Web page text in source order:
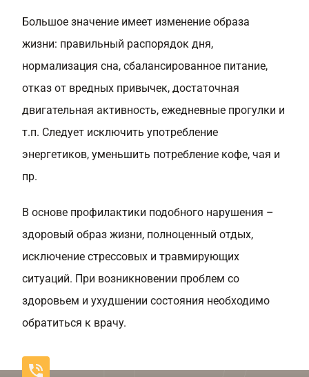
Большое значение имеет изменение образа
жизни: правильный распорядок дня,
нормализация сна, сбалансированное питание,
отказ от вредных привычек, достаточная
двигательная активность, ежедневные прогулки и
т.п. Следует исключить употребление
энергетиков, уменьшить потребление кофе, чая и
пр.
В основе профилактики подобного нарушения –
здоровый образ жизни, полноценный отдых,
исключение стрессовых и травмирующих
ситуаций. При возникновении проблем со
здоровьем и ухудшении состояния необходимо
обратиться к врачу.